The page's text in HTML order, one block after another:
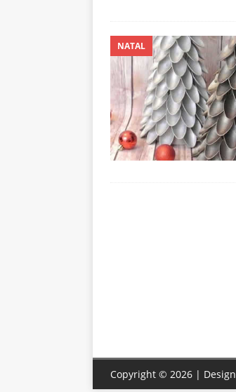
NATAL
Copyright © 2026 | Design